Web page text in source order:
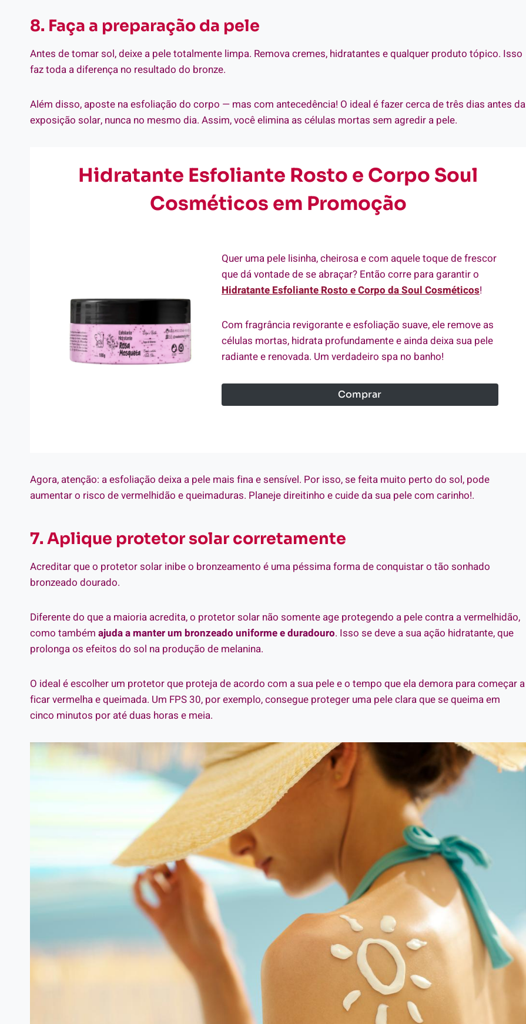
8. Faça a preparação da pele
Antes de tomar sol, deixe a pele totalmente limpa. Remova cremes, hidratantes e qualquer produto tópico. Isso
faz toda a diferença no resultado do bronze.
Além disso, aposte na esfoliação do corpo — mas com antecedência! O ideal é fazer cerca de três dias antes da
exposição solar, nunca no mesmo dia. Assim, você elimina as células mortas sem agredir a pele.
Hidratante Esfoliante Rosto e Corpo Soul
Cosméticos em Promoção
Quer uma pele lisinha, cheirosa e com aquele toque de frescor
que dá vontade de se abraçar? Então corre para garantir o
Hidratante Esfoliante Rosto e Corpo da Soul Cosméticos!
Com fragrância revigorante e esfoliação suave, ele remove as
células mortas, hidrata profundamente e ainda deixa sua pele
radiante e renovada. Um verdadeiro spa no banho!
Comprar
Agora, atenção: a esfoliação deixa a pele mais fina e sensível. Por isso, se feita muito perto do sol, pode
aumentar o risco de vermelhidão e queimaduras. Planeje direitinho e cuide da sua pele com carinho!.
7. Aplique protetor solar corretamente
Acreditar que o protetor solar inibe o bronzeamento é uma péssima forma de conquistar o tão sonhado
bronzeado dourado.
Diferente do que a maioria acredita, o protetor solar não somente age protegendo a pele contra a vermelhidão,
como também ajuda a manter um bronzeado uniforme e duradouro. Isso se deve a sua ação hidratante, que
prolonga os efeitos do sol na produção de melanina.
O ideal é escolher um protetor que proteja de acordo com a sua pele e o tempo que ela demora para começar a
ficar vermelha e queimada. Um FPS 30, por exemplo, consegue proteger uma pele clara que se queima em
cinco minutos por até duas horas e meia.